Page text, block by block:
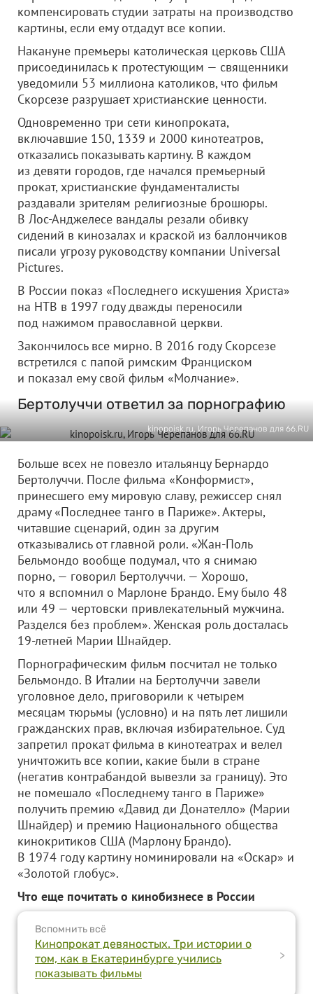
компенсировать студии затраты на производство
картины, если ему отдадут все копии.
Накануне премьеры католическая церковь США
присоединилась к протестующим — священники
уведомили 53 миллиона католиков, что фильм
Скорсезе разрушает христианские ценности.
Одновременно три сети кинопроката,
включавшие 150, 1339 и 2000 кинотеатров,
отказались показывать картину. В каждом
из девяти городов, где начался премьерный
прокат, христианские фундаменталисты
раздавали зрителям религиозные брошюры.
В Лос-Анджелесе вандалы резали обивку
сидений в кинозалах и краской из баллончиков
писали угрозу руководству компании Universal
Pictures.
В России показ «Последнего искушения Христа»
на НТВ в 1997 году дважды переносили
под нажимом православной церкви.
Закончилось все мирно. В 2016 году Скорсезе
встретился с папой римским Франциском
и показал ему свой фильм «Молчание».
Бертолуччи ответил за порнографию
kinopoisk.ru, Игорь Черепанов для 66.RU
Больше всех не повезло итальянцу Бернардо
Бертолуччи. После фильма «Конформист»,
принесшего ему мировую славу, режиссер снял
драму «Последнее танго в Париже». Актеры,
читавшие сценарий, один за другим
отказывались от главной роли. «Жан-Поль
Бельмондо вообще подумал, что я снимаю
порно, — говорил Бертолуччи. — Хорошо,
что я вспомнил о Марлоне Брандо. Ему было 48
или 49 — чертовски привлекательный мужчина.
Разделся без проблем». Женская роль досталась
19-летней Марии Шнайдер.
Порнографическим фильм посчитал не только
Бельмондо. В Италии на Бертолуччи завели
уголовное дело, приговорили к четырем
месяцам тюрьмы (условно) и на пять лет лишили
гражданских прав, включая избирательное. Суд
запретил прокат фильма в кинотеатрах и велел
уничтожить все копии, какие были в стране
(негатив контрабандой вывезли за границу). Это
не помешало «Последнему танго в Париже»
получить премию «Давид ди Донателло» (Марии
Шнайдер) и премию Национального общества
кинокритиков США (Марлону Брандо).
В 1974 году картину номинировали на «Оскар» и
«Золотой глобус».
Что еще почитать о кинобизнесе в России
Вспомнить всё
Кинопрокат девяностых. Три истории о
том, как в Екатеринбурге учились
показывать фильмы
>